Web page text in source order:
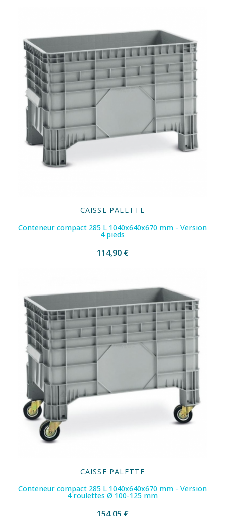
CAISSE PALETTE
Conteneur compact 285 L 1040x640x670 mm - Version
4 pieds
114,90 €
CAISSE PALETTE
Conteneur compact 285 L 1040x640x670 mm - Version
4 roulettes Ø 100-125 mm